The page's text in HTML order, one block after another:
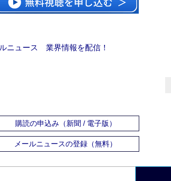
ニュース 業界情報を配信！
購読の申込み（新聞 / 電子版）
メールニュースの登録（無料）